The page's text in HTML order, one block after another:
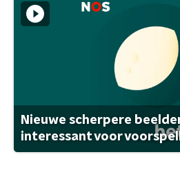
Nieuwe scherpere
interessant voor